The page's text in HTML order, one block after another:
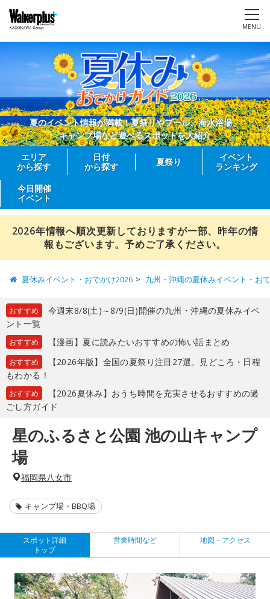
MENU
夏のイベント情報が満載！夏祭りやプール、海水浴場、
キャンプ場など遊べるスポットを大紹介
エリア
から探す
日付
から探す
夏祭り
イベント
ランキング
今日開催
イベント
2026年情報へ順次更新しておりますが一部、昨年の情
報もございます。予めご了承ください。
夏休みイベント・おでかけ2026 九州・沖縄の夏休みイベント・お
おすすめ
今週末8/8(土)～8/9(日)開催の九州・沖縄の夏休みイベ
ント一覧
おすすめ 【漫画】夏に読みたいおすすめの怖い話まとめ
おすすめ
【2026年版】全国の夏祭り注目27選。見どころ・日程
もわかる！
おすすめ
【2026夏休み】おうち時間を充実させるおすすめの過
ごし方ガイド
星のふるさと公園 池の山キャンプ
場
福岡県八女市
キャンプ場・BBQ場
スポット詳細
トップ
営業時間など 地図・アクセス